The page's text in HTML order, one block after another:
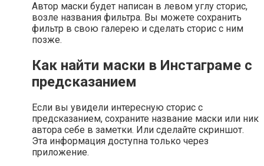
Автор маски будет написан в левом углу сторис,
возле названия фильтра. Вы можете сохранить
фильтр в свою галерею и сделать сторис с ним
позже.
Как найти маски в Инстаграме с
предсказанием
Если вы увидели интересную сторис с
предсказанием, сохраните название маски или ник
автора себе в заметки. Или сделайте скриншот.
Эта информация доступна только через
приложение.